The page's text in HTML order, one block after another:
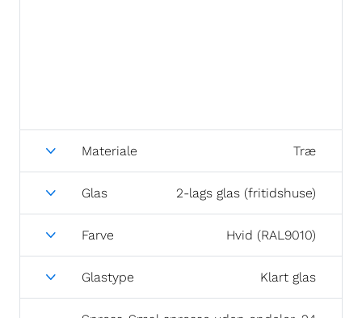
Materiale Træ
Glas 2-lags glas (fritidshuse)
Farve Hvid (RAL9010)
Glastype Klart glas